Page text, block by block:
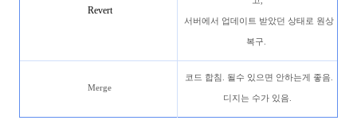
Revert
서버에서 업데이트 받았던 상태로 원상
복구.
Merge
코드 합침. 될수 있으면 안하는게 좋음.
디지는 수가 있음.